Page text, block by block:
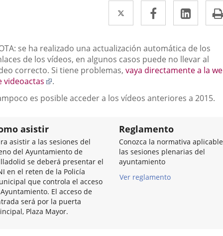
Twitter
Enlace
a
una
aplicación
externa.
Facebook
Enlace
a
una
aplicación
externa.
a
una
se ha realizado una actualización automática de los
de los vídeos, en algunos casos puede no llevar al
correcto. Si tiene problemas, vaya directamente a la
videoactas
Enlace
una
.
es posible acceder a los vídeos anteriores a 2015.
asistir
asistir a las sesiones del
del Ayuntamiento de
se deberá presentar el
en el reten de la Policía
que controla el acceso
El acceso de
será por la puerta
Plaza Mayor.
Reglamento
Conozca la normativa
las sesiones plenarias del
ayuntamiento
Ver reglamento